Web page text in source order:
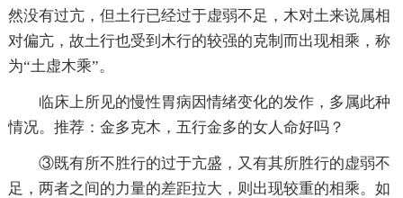
然没有过亢，但土行已经过于虚弱不足，木对土来说属相
对偏亢，故土行也受到木行的较强的克制而出现相乘，称
为“土虚木乘”。
临床上所见的慢性胃病因情绪变化的发作，多属此种
情况。推荐：金多克木，五行金多的女人命好吗？
③既有所不胜行的过于亢盛，又有其所胜行的虚弱不
足，两者之间的力量的差距拉大，则出现较重的相乘。如